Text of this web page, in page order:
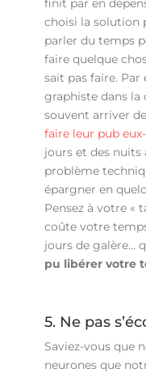
finit par en
choisi la solution
parler du temps
faire quelque
sait pas faire. Par
graphiste dans
souvent arriver
faire leur pub
jours et des nuits
problème
épargner en
Pensez à votre «
coûte votre
jours de galère…
pu libérer votre
5. Ne pas
Saviez-vous que
neurones que